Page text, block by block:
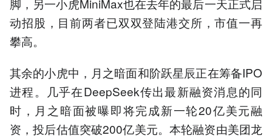
动招股，目前两者已双双登陆港交所，市值一再
攀高。
其余的小虎中，月之暗面和阶跃星辰正在筹备IPO
进程。几乎在DeepSeek传出最新融资消息的同
时，月之暗面被曝即将完成新一轮20亿美元融
资，投后估值突破200亿美元。本轮融资由美团龙